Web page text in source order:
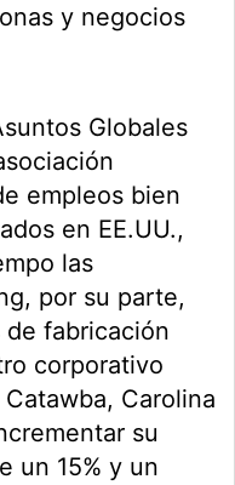
y negocios
Globales
empleos bien
en EE.UU.,
las
por su parte,
de fabricación
corporativo
Carolina
su
un 15% y un